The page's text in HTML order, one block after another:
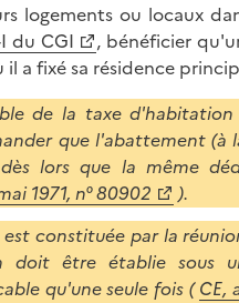
logements ou locaux
du CGI
, bénéficier
a fixé sa résidence
de la taxe
que l'abattement (à
lors que la même
1971, n° 80902
).
constituée par la
être établie sous
qu'une seule fois (CE,